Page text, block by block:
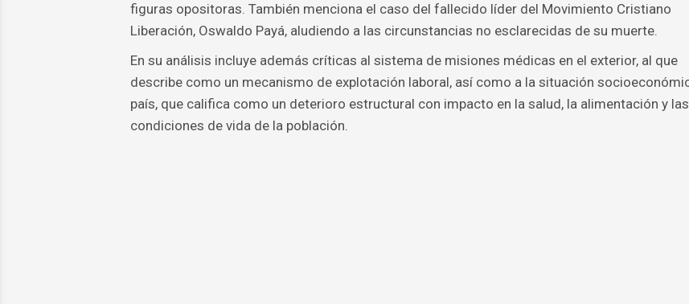
figuras opositoras. También menciona el caso del fallecido líder del Movimiento Cristiano
Liberación, Oswaldo Payá, aludiendo a las circunstancias no esclarecidas de su muerte.
En su análisis incluye además críticas al sistema de misiones médicas en el exterior, al que
describe como un mecanismo de explotación laboral, así como a la situación
país, que califica como un deterioro estructural con impacto en la salud, la alimentación y las
condiciones de vida de la población.